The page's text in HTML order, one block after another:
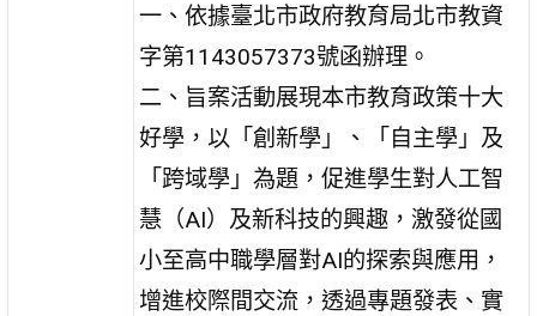
一、依據臺北市政府教育局北市教資
字第1143057373號函辦理。
二、旨案活動展現本市教育政策十大
好學，以「創新學」、「自主學」及
「跨域學」為題，促進學生對人工智
慧（AI）及新科技的興趣，激發從國
小至高中職學層對AI的探索與應用，
增進校際間交流，透過專題發表、實